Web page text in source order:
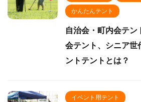
かんたんテント
自治会・町内会テ
会テント、シニア世
ントテントとは？
イベント用テント